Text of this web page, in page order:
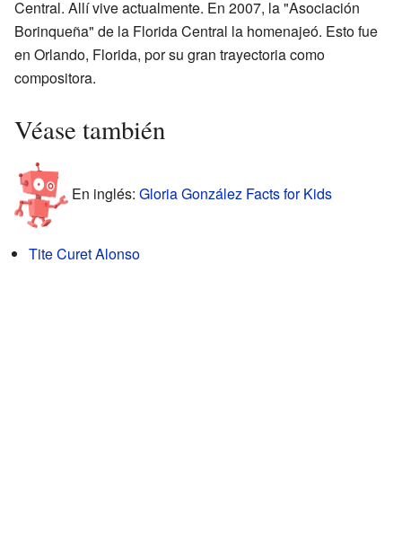
Central. Allí vive actualmente. En 2007, la "Asociación
Borinqueña" de la Florida Central la homenajeó. Esto fue
en Orlando, Florida, por su gran trayectoria como
compositora.
Véase también
En inglés: Gloria González Facts for Kids
Tite Curet Alonso